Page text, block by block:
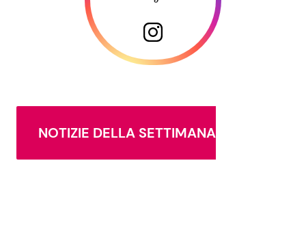
NOTIZIE DELLA SETTIMANA